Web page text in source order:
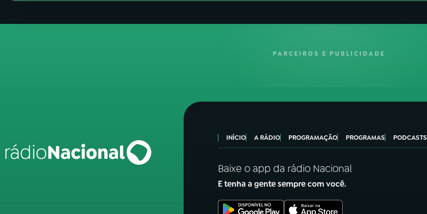
PARCEIROS E PUBLICIDADE
INÍCIO A RÁDIO PROGRAMAÇÃO PROGRAMAS PODCASTS
Baixe o app da rádio Nacional
E tenha a gente sempre com você.